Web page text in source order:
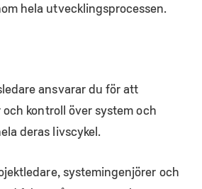
hela utvecklingsprocessen.
ansvarar du för att
kontroll över system och
deras livscykel.
systemingenjörer och